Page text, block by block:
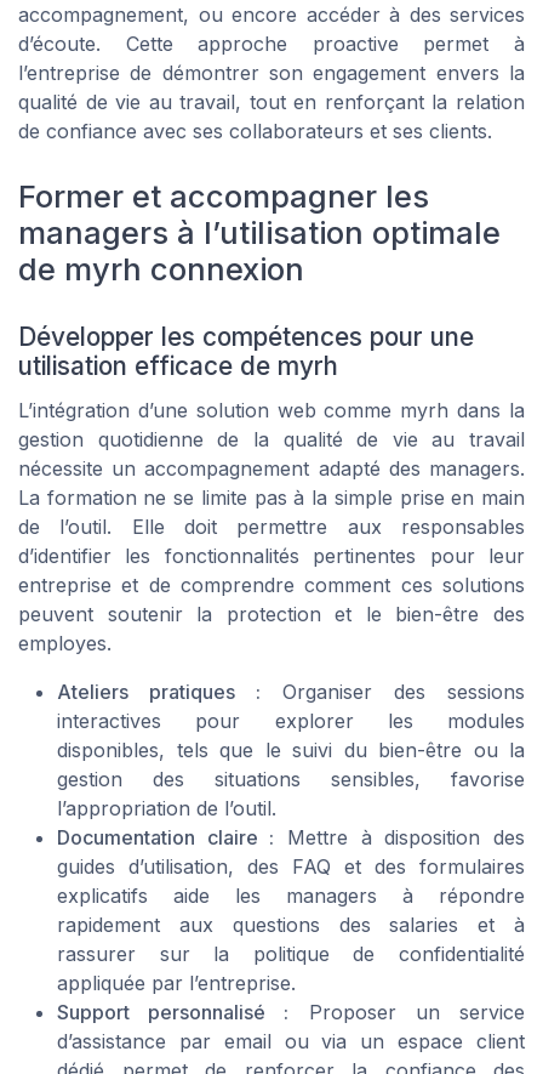
accompagnement, ou encore accéder à des services
d’écoute. Cette approche proactive permet à
l’entreprise de démontrer son engagement envers la
qualité de vie au travail, tout en renforçant la relation
de confiance avec ses collaborateurs et ses clients.
Former et accompagner les
managers à l’utilisation optimale
de myrh connexion
Développer les compétences pour une
utilisation efficace de myrh
L’intégration d’une solution web comme myrh dans la
gestion quotidienne de la qualité de vie au travail
nécessite un accompagnement adapté des managers.
La formation ne se limite pas à la simple prise en main
de l’outil. Elle doit permettre aux responsables
d’identifier les fonctionnalités pertinentes pour leur
entreprise et de comprendre comment ces solutions
peuvent soutenir la protection et le bien-être des
employes.
Ateliers pratiques : Organiser des sessions
interactives pour explorer les modules
disponibles, tels que le suivi du bien-être ou la
gestion des situations sensibles, favorise
l’appropriation de l’outil.
Documentation claire : Mettre à disposition des
guides d’utilisation, des FAQ et des formulaires
explicatifs aide les managers à répondre
rapidement aux questions des salaries et à
rassurer sur la politique de confidentialité
appliquée par l’entreprise.
Support personnalisé : Proposer un service
d’assistance par email ou via un espace client